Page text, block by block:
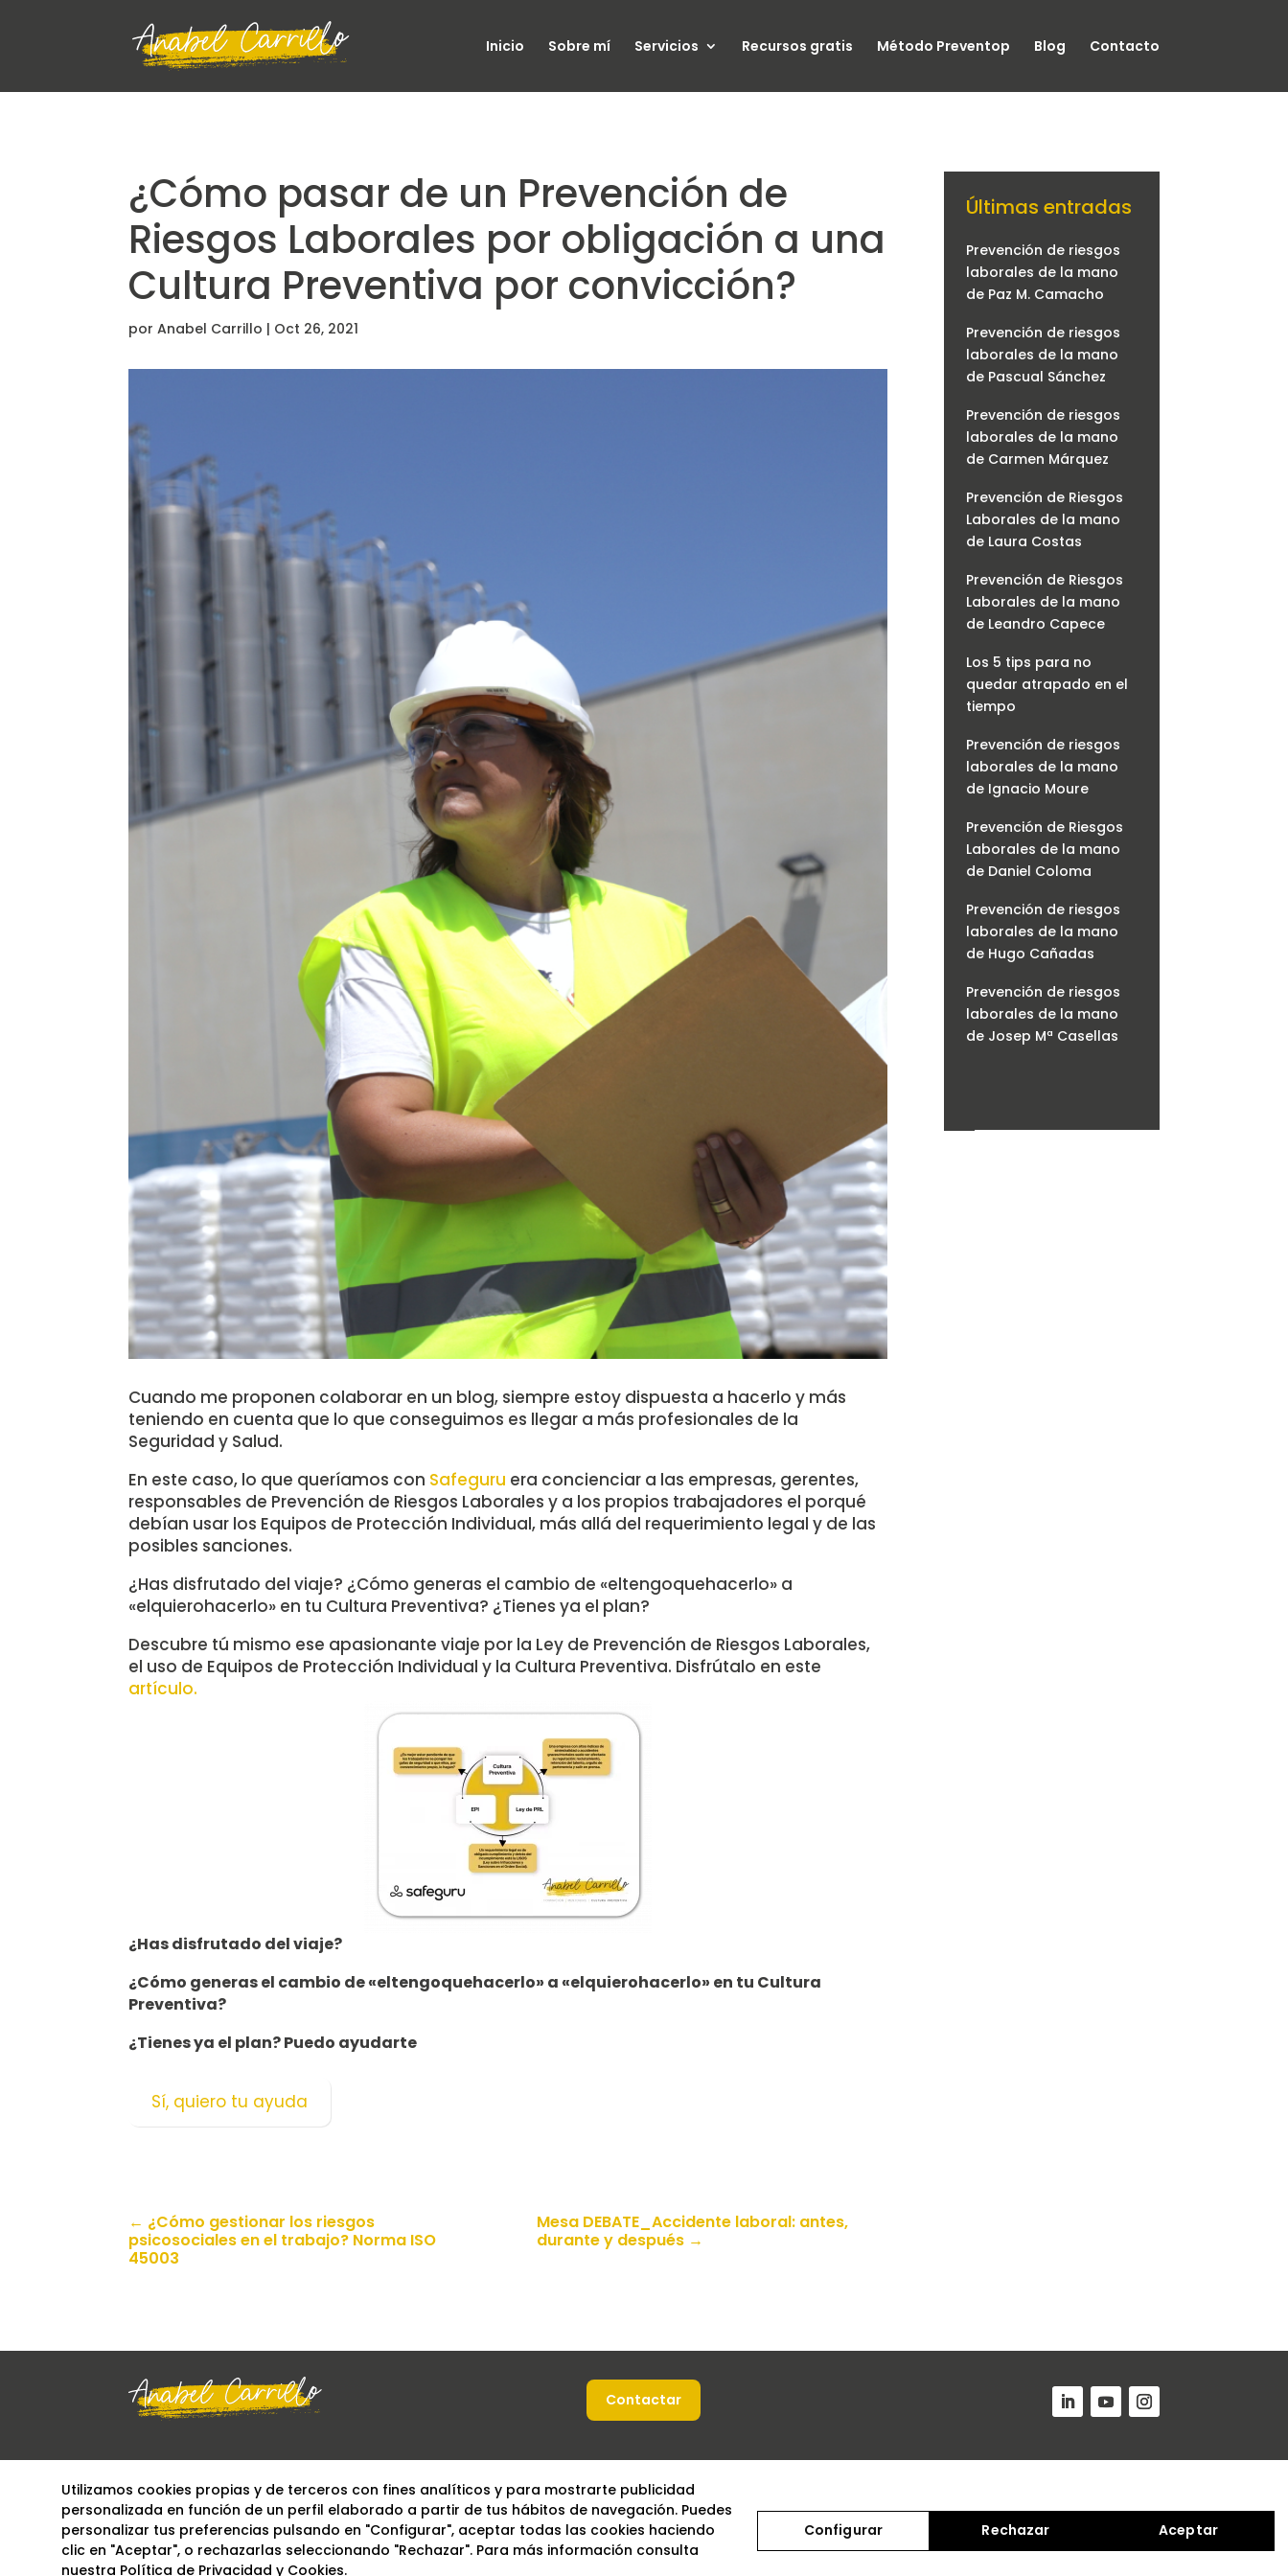
Inicio Sobre mí Servicios Recursos gratis Método Preventop Blog Contacto
¿Cómo pasar de un Prevención de
Riesgos Laborales por obligación a una
Cultura Preventiva por convicción?
porAnabel Carrillo | Oct 26, 2021
Cuando me proponen colaborar en un blog, siempre estoy dispuesta a hacerlo y más
teniendo en cuenta que lo que conseguimos es llegar a más profesionales de la
Seguridad y Salud.
En este caso, lo que queríamos con Safeguru era concienciar a las empresas, gerentes,
responsables de Prevención de Riesgos Laborales y a los propios trabajadores el porqué
debían usar los Equipos de Protección Individual, más allá del requerimiento legal y de las
posibles sanciones.
¿Has disfrutado del viaje? ¿Cómo generas el cambio de «eltengoquehacerlo» a
«elquierohacerlo» en tu Cultura Preventiva? ¿Tienes ya el plan?
Descubre tú mismo ese apasionante viaje por la Ley de Prevención de Riesgos Laborales,
el uso de Equipos de Protección Individual y la Cultura Preventiva. Disfrútalo en este
artículo.
¿Has disfrutado del viaje?
¿Cómo generas el cambio de «eltengoquehacerlo» a «elquierohacerlo» en tu Cultura
Preventiva?
¿Tienes ya el plan? Puedo ayudarte
Sí, quiero tu ayuda
← ¿Cómo gestionar los riesgos
psicosociales en el trabajo? Norma ISO
45003
Mesa DEBATE_Accidente laboral: antes,
durante y después→
Últimas entradas
Prevención de riesgos
laborales de la mano
de Paz M. Camacho
Prevención de riesgos
laborales de la mano
de Pascual Sánchez
Prevención de riesgos
laborales de la mano
de Carmen Márquez
Prevención de Riesgos
Laborales de la mano
de Laura Costas
Prevención de Riesgos
Laborales de la mano
de Leandro Capece
Los 5 tips para no
quedar atrapado en el
tiempo
Prevención de riesgos
laborales de la mano
de Ignacio Moure
Prevención de Riesgos
Laborales de la mano
de Daniel Coloma
Prevención de riesgos
laborales de la mano
de Hugo Cañadas
Prevención de riesgos
laborales de la mano
de Josep Mª Casellas
Contactar
Utilizamos cookies propias y de terceros con fines analíticos y para mostrarte publicidad
personalizada en función de un perfil elaborado a partir de tus hábitos de navegación. Puedes
personalizar tus preferencias pulsando en "Configurar", aceptar todas las cookies haciendo
clic en "Aceptar", o rechazarlas seleccionando "Rechazar". Para más información consulta
nuestra Política de Privacidad y Cookies.
Configurar Rechazar Aceptar